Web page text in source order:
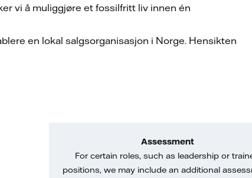
vi å muliggjøre et fossilfritt liv innen én
en lokal salgsorganisasjon i Norge. Hensikten
Assessment
For certain roles, such as leadership or
positions, we may include an additional